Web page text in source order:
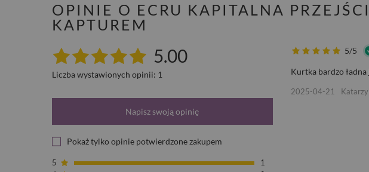
OPINIE O ECRU KAPITALNA
KAPTUREM
5.00
Liczba wystawionych opinii: 1
Napisz swoją opinię
Pokaż tylko opinie potwierdzone zakupem
5
1
5/5
Kurtka bardzo
2025-04-21